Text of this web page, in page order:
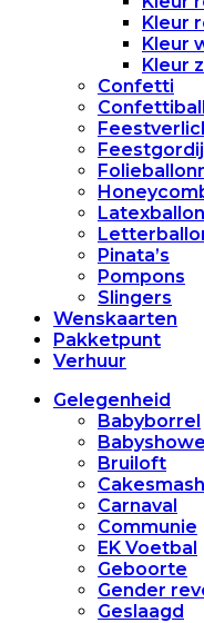
Kleur
Kleur
Kleur
Confetti
Pinata’s
Pompons
Slingers
Wenskaarten
Pakketpunt
Verhuur
Gelegenheid
Babyborrel
Bruiloft
Cakesmash
Carnaval
Communie
EK Voetbal
Geboorte
Gender
Geslaagd